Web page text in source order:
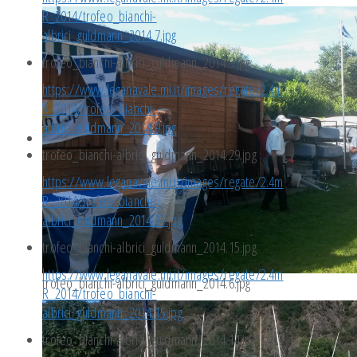
trofeo_bianchi-albrici_guldmann_2014.6.jpg
R_2014/trofeo_bianchi-
albrici_guldmann_2014.7.jpg
trofeo_bianchi-albrici_guldmann_2014.9.jpg
https://www.leganavale.mi.it/images/regate/2.4m
R_2014/trofeo_bianchi-
albrici_guldmann_2014.9.jpg
trofeo_bianchi-albrici_guldmann_2014.29.jpg
https://www.leganavale.mi.it/images/regate/2.4m
R_2014/trofeo_bianchi-
albrici_guldmann_2014.29.jpg
trofeo_bianchi-albrici_guldmann_2014.15.jpg
https://www.leganavale.mi.it/images/regate/2.4m
R_2014/trofeo_bianchi-
albrici_guldmann_2014.15.jpg
trofeo_bianchi-albrici_guldmann_2014.14.jpg